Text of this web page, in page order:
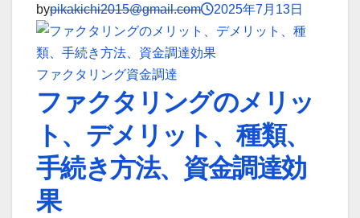
bypikakichi2015@gmail.com 2025年7月13日
ファクタリング資金調達
ファクタリングのメリッ
ト、デメリット、種類、
手続き方法、資金調達効
果